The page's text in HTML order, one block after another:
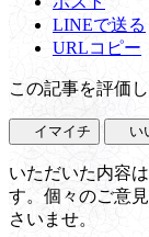
LINEで送る
URLコピー
この記事を評価し
イマイチ い
いただいた内容
す。個々のご意
さいませ。